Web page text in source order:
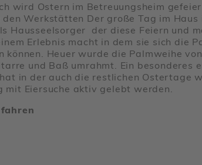
wird Ostern im Betreu­ungs­heim
den Werk­stätten Der große Tag im
Haus­seel­sorger der diese Feiern und
Erlebnis macht in dem sie sich die
können. Heuer wurde die Palm­weihe
und Baß umrahmt. Ein beson­deres
in der auch die rest­li­chen Oster­tage
mit Eier­suche aktiv gelebt werden.